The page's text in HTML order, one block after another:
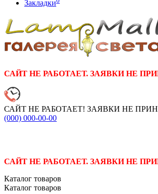
Закладки
САЙТ НЕ РАБОТАЕТ. ЗАЯВКИ НЕ
САЙТ НЕ РАБОТАЕТ! ЗАЯВКИ НЕ
(000) 000-00-00
САЙТ НЕ РАБОТАЕТ. ЗАЯВКИ НЕ
Каталог товаров
Каталог товаров